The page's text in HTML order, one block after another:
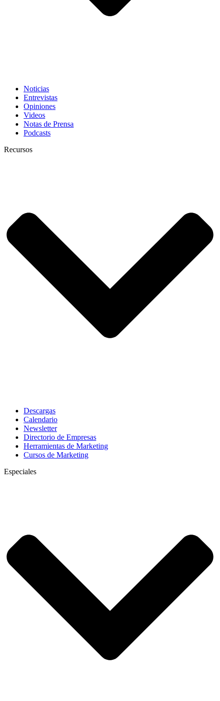
Noticias
Entrevistas
Opiniones
Videos
Notas de Prensa
Podcasts
Recursos
Descargas
Calendario
Newsletter
Directorio de Empresas
Herramientas de Marketing
Cursos de Marketing
Especiales